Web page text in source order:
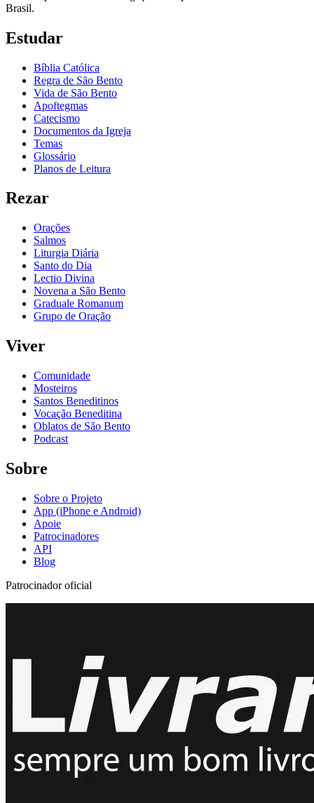
Brasil.
Estudar
Bíblia Católica
Regra de São Bento
Vida de São Bento
Apoftegmas
Catecismo
Documentos da Igreja
Temas
Glossário
Planos de Leitura
Rezar
Orações
Salmos
Liturgia Diária
Santo do Dia
Lectio Divina
Novena a São Bento
Graduale Romanum
Grupo de Oração
Viver
Comunidade
Mosteiros
Santos Beneditinos
Vocação Beneditina
Oblatos de São Bento
Podcast
Sobre
Sobre o Projeto
App (iPhone e Android)
Apoie
Patrocinadores
API
Blog
Patrocinador oficial